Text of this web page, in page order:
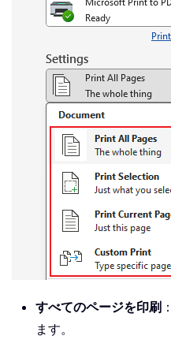
すべてのページを印刷
ます。